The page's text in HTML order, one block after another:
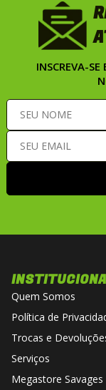
INSCREVA-
Quem Somos
Política de
Trocas e
Serviços
Megastore Savages